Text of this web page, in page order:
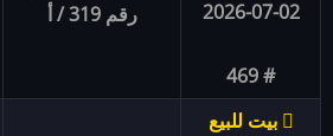
2026-07-02
# 469
رقم 319 / أ
بيت للبيع